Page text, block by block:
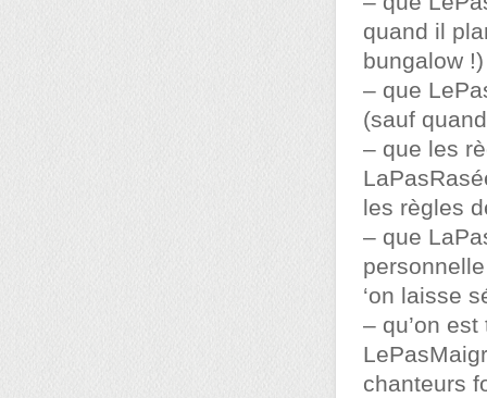
quand il
bungalow !)
– que
(sauf
– que les
les règles
– que
‘on laisse
– qu’on
chanteurs